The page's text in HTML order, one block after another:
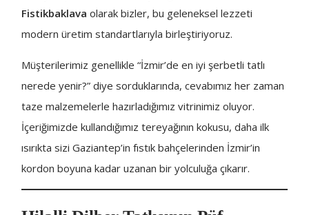
Fistikbaklava olarak bizler, bu geleneksel lezzeti
modern üretim standartlarıyla birleştiriyoruz.
Müşterilerimiz genellikle “İzmir’de en iyi şerbetli tatlı
nerede yenir?” diye sorduklarında, cevabımız her zaman
taze malzemelerle hazırladığımız vitrinimiz oluyor.
İçeriğimizde kullandığımız tereyağının kokusu, daha ilk
ısırıkta sizi Gaziantep’in fıstık bahçelerinden İzmir’in
kordon boyuna kadar uzanan bir yolculuğa çıkarır.